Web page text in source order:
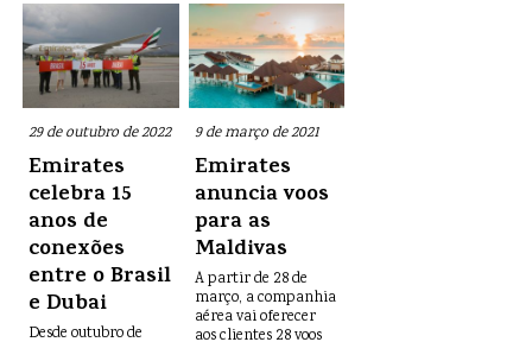
29 de outubro de 2022
Emirates
celebra 15
anos de
conexões
entre o Brasil
e Dubai
Desde outubro de
9 de março de 2021
Emirates
anuncia voos
para as
Maldivas
A partir de 28 de
março, a companhia
aérea vai oferecer
aos clientes 28 voos